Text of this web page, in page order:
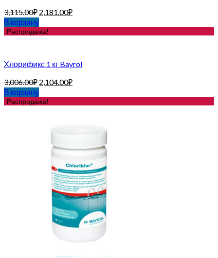
3,115.00₽ 2,181.00₽
В корзину
Распродажа!
Хлорификс 1 кг Bayrol
3,006.00₽ 2,104.00₽
В корзину
Распродажа!